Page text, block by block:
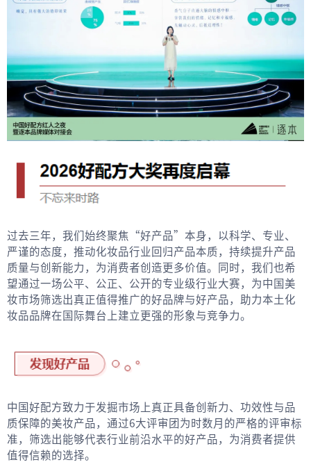
过去三年，我们始终聚焦“好产品”本身，以科学、专业、
严谨的态度，推动化妆品行业回归产品本质，持续提升产品
质量与创新能力，为消费者创造更多价值。同时，我们也希
望通过一场公平、公正、公开的专业级行业大赛，为中国美
妆市场筛选出真正值得推广的好品牌与好产品，助力本土化
妆品品牌在国际舞台上建立更强的形象与竞争力。
中国好配方致力于发掘市场上真正具备创新力、功效性与品
质保障的美妆产品，通过6大评审团为时数月的严格的评审标
准，筛选出能够代表行业前沿水平的好产品，为消费者提供
值得信赖的选择。